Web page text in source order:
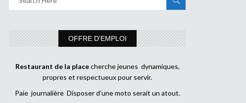
OFFRE D’EMPLOI
Restaurant de la placecherche jeunes dynamiques,
propres et respectueux pour servir.
Paie journalière Disposer d’une moto serait un atout.